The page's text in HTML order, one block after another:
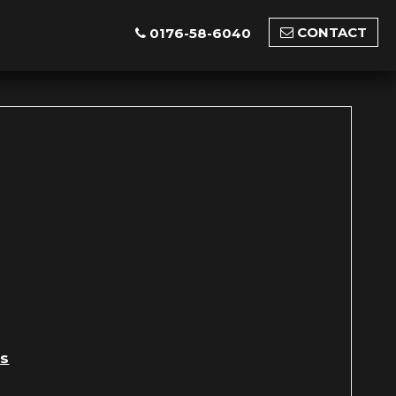
0176-58-6040 CONTACT